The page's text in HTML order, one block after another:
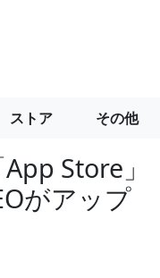
ストア その他
Store」
がアップ